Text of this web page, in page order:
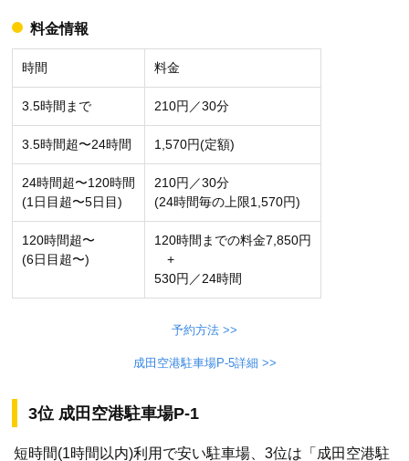
料金情報
時間 料金
3.5時間まで 210円／30分
3.5時間超〜24時間 1,570円(定額)
24時間超〜120時間
(1日目超〜5日目)
210円／30分
(24時間毎の上限1,570円)
120時間超〜
(6日目超〜)
120時間までの料金7,850円
+
530円／24時間
予約方法 >>
成田空港駐車場P-5詳細 >>
3位 成田空港駐車場P-1
短時間(1時間以内)利用で安い駐車場、3位は「成田空港駐